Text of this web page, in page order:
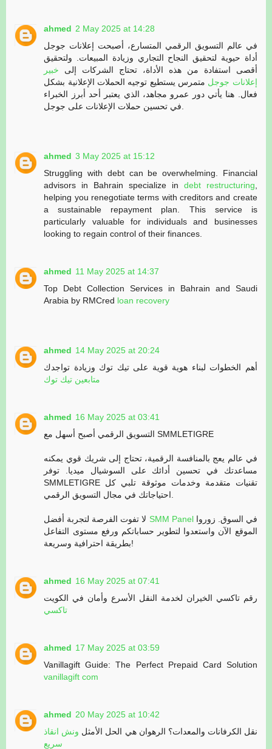
ahmed 2 May 2025 at 14:28
في عالم التسويق الرقمي المتسارع، أصبحت إعلانات جوجل
أداة حيوية لتحقيق النجاح التجاري وزيادة المبيعات. ولتحقيق
أقصى استفادة من هذه الأداة، تحتاج الشركات إلى خبير
إعلانات جوجل متمرس يستطيع توجيه الحملات الإعلانية بشكل
فعال. هنا يأتي دور عمرو مجاهد، الذي يعتبر أحد أبرز الخبراء
ahmed 3 May 2025 at 15:12
Struggling with debt can be overwhelming. Financial
advisors in Bahrain specialize in debt restructuring
helping you renegotiate terms with creditors and create
a sustainable repayment plan. This service is
particularly valuable for individuals and businesses
looking to regain control of their finances.
ahmed 11 May 2025 at 14:37
Top Debt Collection Services in Bahrain and Saudi
Arabia by RMCred loan recovery
ahmed 14 May 2025 at 20:24
أهم الخطوات لبناء هوية قوية على تيك توك وزيادة تواجدك
متابعين تيك توك
ahmed 16 May 2025 at 03:41
التسويق الرقمي أصبح أسهل مع SMMLETIGRE
في عالم يعج بالمنافسة الرقمية، تحتاج إلى شريك قوي يمكنه
مساعدتك في تحسين أدائك على السوشيال ميديا. توفر
SMMLETIGRE تقنيات متقدمة وخدمات موثوقة تلبي كل
SMM Panelفي السوق. زوروا
الموقع الآن واستعدوا لتطوير حساباتكم ورفع مستوى التفاعل
بطريقة احترافية وسريعة!
ahmed 16 May 2025 at 07:41
رقم تاكسي الخيران لخدمة النقل الأسرع وأمان في الكويت
تاكسي
ahmed 17 May 2025 at 03:59
Vanillagift Guide: The Perfect Prepaid Card Solution
vanillagift com
ahmed 20 May 2025 at 10:42
نقل الكرفانات والمعدات؟ الرهوان هي الحل الأمثل ونش انقاذ
سريع